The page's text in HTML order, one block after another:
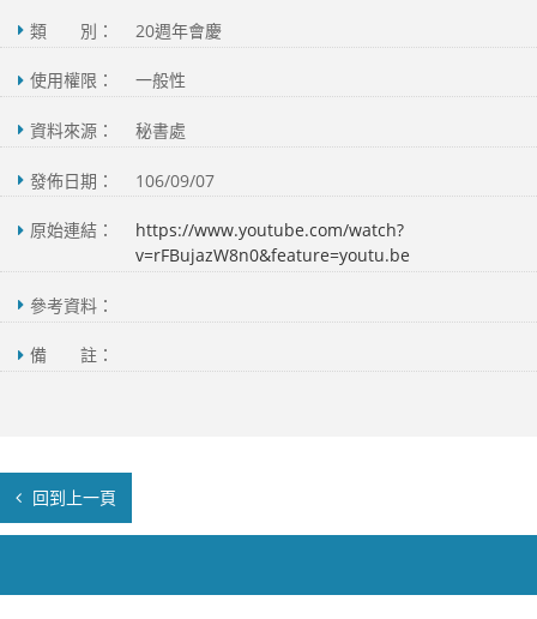
類 別： 20週年會慶
使用權限： 一般性
資料來源： 秘書處
發佈日期： 106/09/07
原始連結：
https://www.youtube.com/watch?
v=rFBujazW8n0&feature=youtu.be
參考資料：
備 註：
回到上一頁